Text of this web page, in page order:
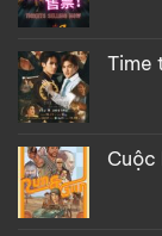
Time
Cuộc